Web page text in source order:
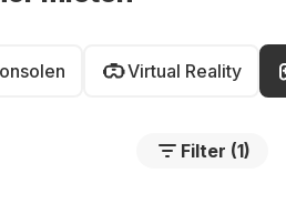
Virtual Reality
Filter (1)